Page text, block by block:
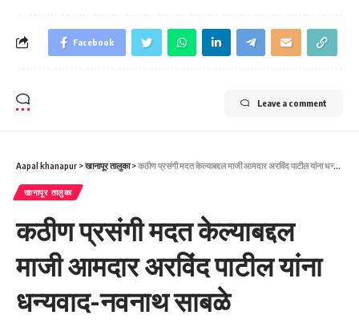
Facebook
Leave a comment
Aapal khanapur >खानापूर तालुका>कठीण प्रसंगी मदत केल्याबद्दल माजी आमदार अरविंद पाटील यांना धन्यवाद-नवनाथ साबळे
खानापूर तालुका
कठीण प्रसंगी मदत केल्याबद्दल
माजी आमदार अरविंद पाटील यांना
धन्यवाद-नवनाथ साबळे